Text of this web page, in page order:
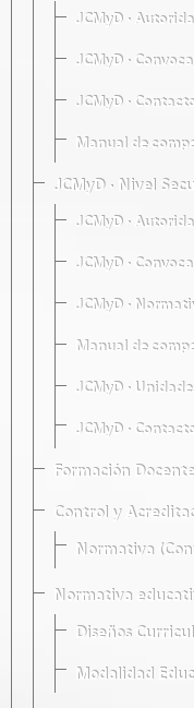
JCMyD ·
JCMyD ·
JCMyD ·
Manual de
JCMyD · Nivel
JCMyD ·
JCMyD ·
JCMyD ·
Manual de
JCMyD ·
JCMyD ·
Formación
Control y
Normativa
Normativa
Diseños
Modalidad